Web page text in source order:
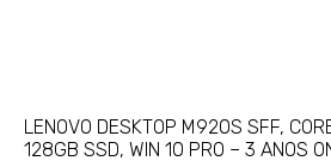
LENOVO DESKTOP M920S SFF,
128GB SSD, WIN 10 PRO – 3 ANOS